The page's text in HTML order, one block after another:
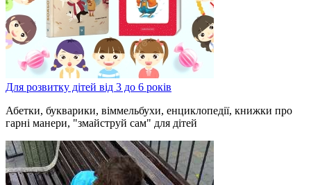
Для розвитку дітей від 3 до 6 років
Абетки, букварики, віммельбухи, енциклопедії, книжки про
гарні манери, "змайструй сам" для дітей